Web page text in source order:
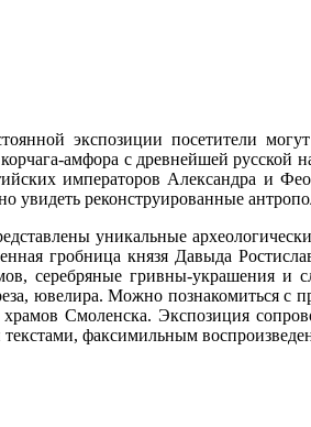
экспозиции посетители
амфора с древнейшей
императоров Александра и
увидеть реконструированные
уникальные
гробница князя Давыда
серебряные гривны-украшения и
ювелира. Можно познакомиться с
Смоленска. Экспозиция
факсимильным